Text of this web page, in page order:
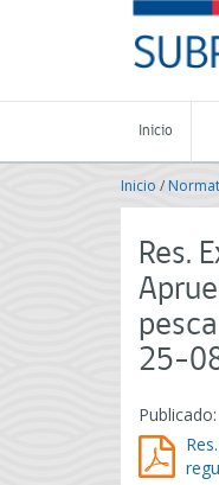
-
de
Pesca
-
de
Chile
Inicio
Inicio /
Res.
25-